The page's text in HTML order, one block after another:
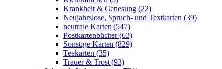
Krankheit & Genesung (22)
Neujahrslose, Spruch- und Textkarten (39)
neutrale Karten (547)
Postkartenbücher (63)
Sonstige Karten (829)
Teekarten (35)
Trauer & Trost (93)